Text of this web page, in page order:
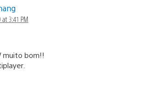
3:41 PM
muito bom!!